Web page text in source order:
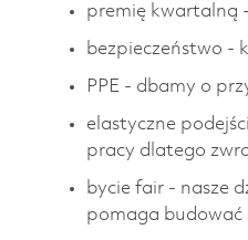
premię kwartalną
bezpieczeństwo -
PPE - dbamy o
elastyczne
pracy dlatego
bycie fair - nasze
pomaga budować